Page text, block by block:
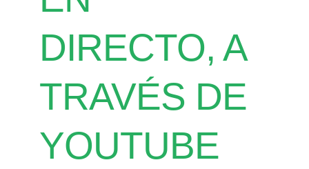
DIRECTO, A
TRAVÉS DE
YOUTUBE​